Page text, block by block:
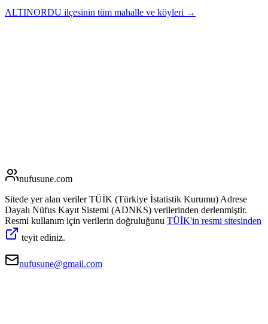
ALTINORDU ilçesinin tüm mahalle ve köyleri →
nufusune.com
Sitede yer alan veriler TÜİK (Türkiye İstatistik Kurumu) Adrese
Dayalı Nüfus Kayıt Sistemi (ADNKS) verilerinden derlenmiştir.
Resmi kullanım için verilerin doğruluğunu TÜİK'in resmi sitesinden
teyit ediniz.
nufusune@gmail.com